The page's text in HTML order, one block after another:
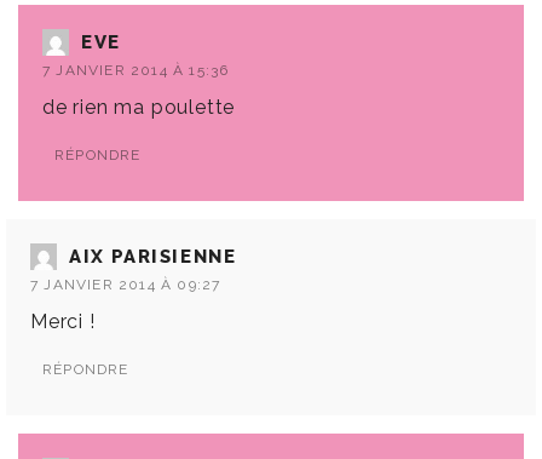
EVE
7 JANVIER 2014 À 15:36
de rien ma poulette
RÉPONDRE
AIX PARISIENNE
7 JANVIER 2014 À 09:27
Merci !
RÉPONDRE